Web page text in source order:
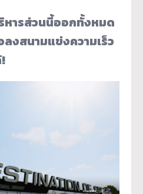
หารส่วนนี้ออกทั้งหมด
งสนามแข่งความเร็ว